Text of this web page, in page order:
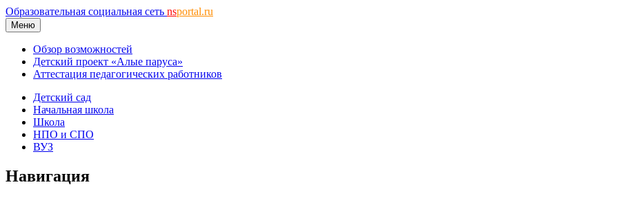
Образовательная социальная сеть nsportal.ru
Меню
Обзор возможностей
Детский проект «Алые паруса»
Аттестация педагогических работников
Детский сад
Начальная школа
Школа
НПО и СПО
ВУЗ
Навигация